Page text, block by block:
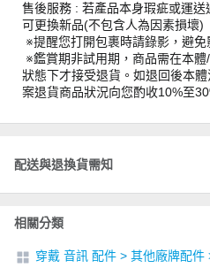
售後服務 : 若產品本身瑕疵或運
可更換新品(不包含人為因素損壞)
※提醒您打開包裹時請錄影，避免
※鑑賞期非試用期，商品需在本
狀態下才接受退貨。如退回後本
案退貨商品狀況向您酌收10%至
配送與退換貨需知
相關分類
穿戴 音訊 配件 > 其他廠牌配件